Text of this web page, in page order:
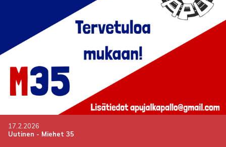
17.2.2026
Uutinen - Miehet 35